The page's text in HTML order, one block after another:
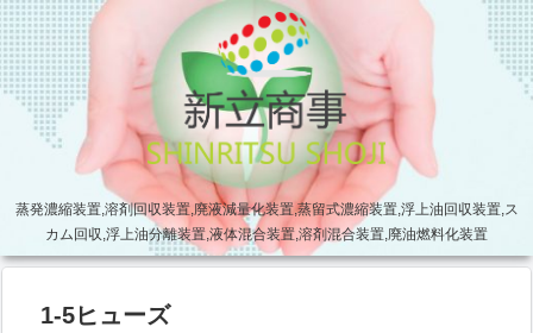
蒸発濃縮装置,溶剤回収装置,廃液減量化装置,蒸留式濃縮装置,浮上油回収装置,ス
カム回収,浮上油分離装置,液体混合装置,溶剤混合装置,廃油燃料化装置
1-5ヒューズ